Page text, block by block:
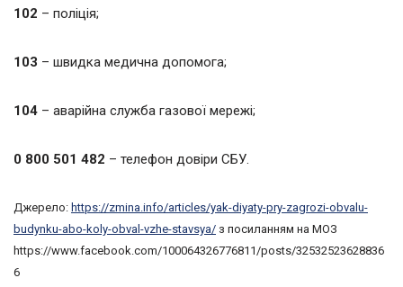
102 – поліція;
103 – швидка медична допомога;
104 – аварійна служба газової мережі;
0 800 501 482 – телефон довіри СБУ.
Джерело: https://zmina.info/articles/yak-diyaty-pry-zagrozi-obvalu-
budynku-abo-koly-obval-vzhe-stavsya/ з посиланням на МОЗ
https://www.facebook.com/100064326776811/posts/32532523628836
6